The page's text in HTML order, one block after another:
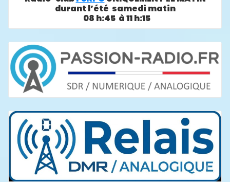
durant l’été samedi matin
08 h:45 à 11 h:15